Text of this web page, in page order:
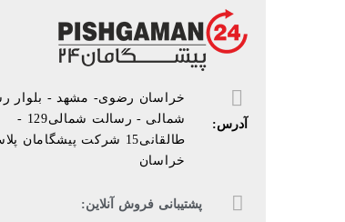
آدرس:
خراسان رضوی- مشهد - بلوار
شمالی - رسالت شمالی129 -
طالقانی15 شرکت پیشگامان
خراسان
پشتیبانی فروش آنلاین: